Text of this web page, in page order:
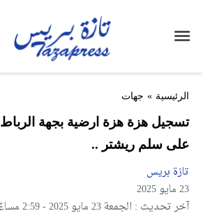
الرئيسية » جهات
على سلم ريشتر ..
تازة بريس
23 مايو 2025
آخر تحديث : الجمعة 23 مايو 2025 - 2:59 مساءً